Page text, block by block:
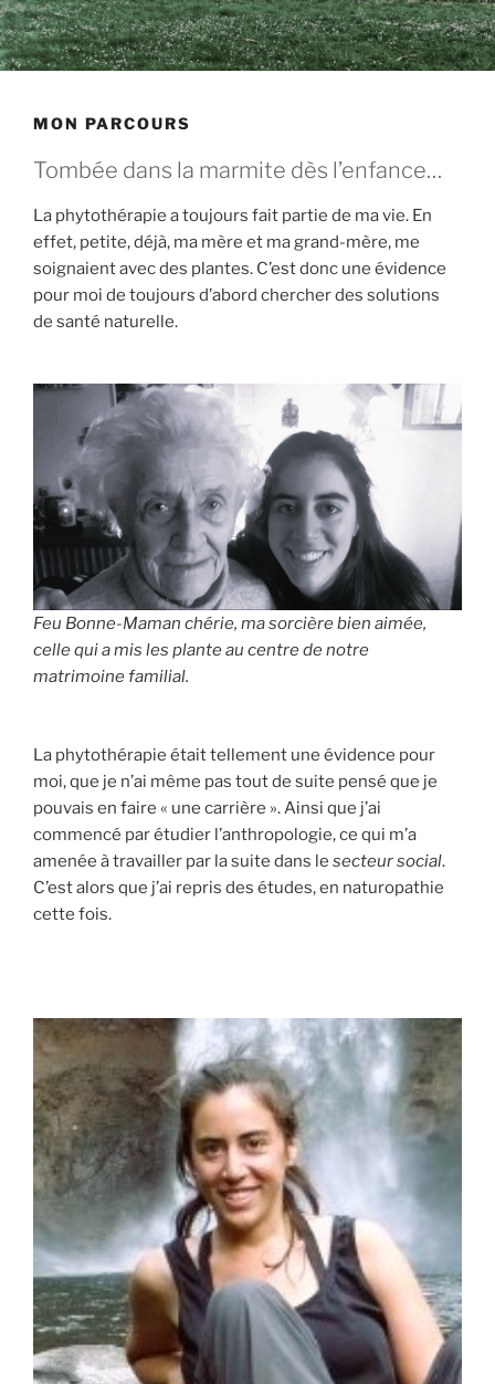
MON PARCOURS
Tombée dans la marmite dès l’enfance…
La phytothérapie a toujours fait partie de ma vie. En
effet, petite, déjà, ma mère et ma grand-mère, me
soignaient avec des plantes. C’est donc une évidence
pour moi de toujours d’abord chercher des solutions
de santé naturelle.
Feu Bonne-Maman chérie, ma sorcière bien aimée,
celle qui a mis les plante au centre de notre
matrimoine familial.
La phytothérapie était tellement une évidence pour
moi, que je n’ai même pas tout de suite pensé que je
pouvais en faire « une carrière ». Ainsi que j’ai
commencé par étudier l’anthropologie, ce qui m’a
amenée à travailler par la suite dans le secteur social.
C’est alors que j’ai repris des études, en naturopathie
cette fois.